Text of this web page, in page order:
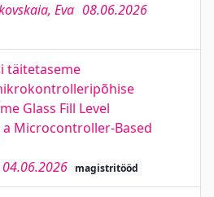
Eva 08.06.2026
täitetaseme
Glass Fill Level
Microcontroller-Based
04.06.2026 magistritööd